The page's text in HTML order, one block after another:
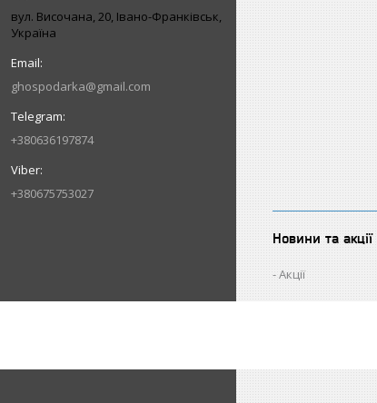
вул. Височана, 20, Івано-Франківськ,
Україна
ghospodarka@gmail.com
+380636197874
+380675753027
Новини та акції
Акції